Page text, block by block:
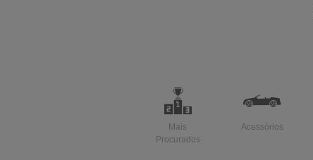
Mais
Procurados
Acessórios